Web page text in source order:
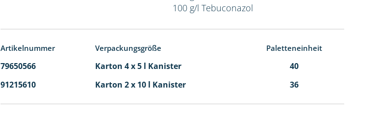
100 g/l Tebuconazol
Artikelnummer Verpackungsgröße Paletteneinheit
79650566 Karton 4 x 5 l Kanister
40
91215610
Karton 2 x 10 l Kanister 36